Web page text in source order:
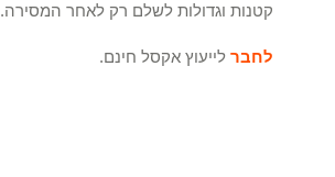
קטנות וגדולות לשלם רק לאחר המסירה.
לחבר לייעוץ אקסל חינם.